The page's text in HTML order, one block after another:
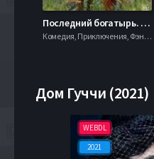
Последний богатырь. Колобок (2026)
Комедия, Приключения, Фэнтези,
Дом Гуччи (2021)
WEBDL
2021